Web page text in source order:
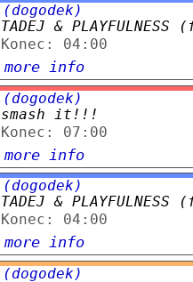
(dogodek)
TADEJ &
Konec: 04:00
more info
(dogodek)
smash it!!!
Konec: 07:00
more info
(dogodek)
TADEJ &
Konec: 04:00
more info
(dogodek)